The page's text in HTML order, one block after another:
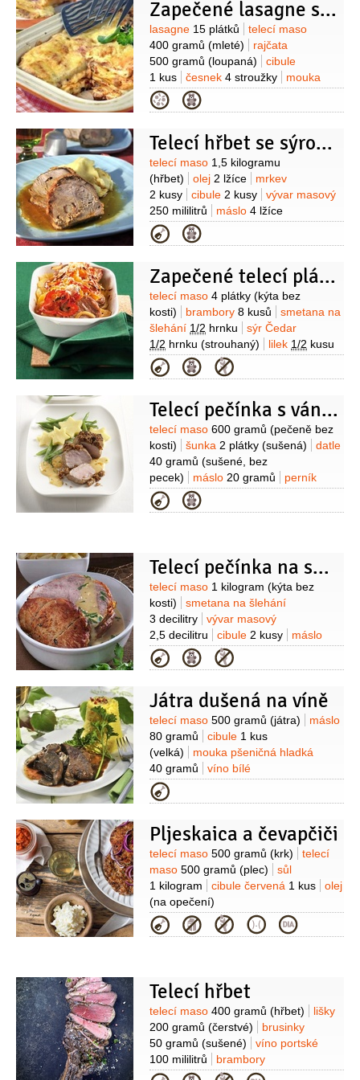
Zapečené lasagne s telecím masem
Suroviny
lasagne 15 plátků
telecí maso
400 gramů (mleté)
rajčata
500 gramů (loupaná)
cibule
1 kus
česnek 4 stroužky
mouka
pšeničná hladká
60 gramů
mléko600 mililitrů
sýr
Kategorie
Telecí hřbet se sýrovou krustou
Suroviny
telecí maso 1,5 kilogramu
(hřbet)
olej 2 lžíce
mrkev
2 kusy
cibule 2 kusy
vývar masový
250 mililitrů
máslo 4 lžíce
(rozpuštěné )
2 lžíce
kečup2 lžíce
sýr tvrdý
Kategorie
Zapečené telecí plátky s bramborami
Suroviny
telecí maso 4 plátky (kýta bez
kosti)
brambory 8 kusů
smetana na
šlehání 1/2 hrnku
sýr Čedar
1/2 hrnku (strouhaný) lilek 1/2 kusu
(malý)
paprika červená
1 kus
paprika žlutá1 kus
cibule
Kategorie
Telecí pečínka s vánoční krustou
Suroviny
telecí maso 600 gramů (pečeně bez
kosti)
šunka 2 plátky (sušená)
datle
40 gramů (sušené, bez
pecek)
máslo 20 gramů
perník
20 gramů
2 lžíce
šalvěj2 lístky pepř(čerstvě
přípravu polenty)
sýr Parmezán
40 gramů
(strouhaný)
fazolky zelené
500 gramů
sůl Na omáčku: dýně
200 gramů (dužnina bez
pecek)
vývar2 decilitry
1,5 decilitru
cibule 1 kus
(malá)
máslo25 gramů
květ
sůl
Kategorie
Telecí pečínka na smetaně
Suroviny
telecí maso 1 kilogram (kýta bez
kosti)
smetana na šlehání
3 decilitry
vývar masový
2,5 decilitru
cibule 2 kusy
máslo
50 gramů
petrželka velkolistá
(nasekaná)
olej1 lžíce
hřebíček
Kategorie
Játra dušená na víně
Suroviny
telecí maso 500 gramů (játra)
máslo
80 gramů
cibule 1 kus
(velká)
mouka pšeničná hladká
40 gramů
víno bílé
300 mililitrů
5 kusů
petržel
Kategorie
Pljeskaica a čevapčiči
Suroviny
telecí maso 500 gramů (krk)
telecí
maso 500 gramů (plec)
sůl
1 kilogram
cibule červená 1 kus
olej
(na opečení)
Kategorie
Telecí hřbet
Suroviny
telecí maso 400 gramů (hřbet)
lišky
200 gramů (čerstvé)
brusinky
50 gramů (sušené)
víno portské
100 mililitrů
brambory
200 gramů
smetana50 gramů